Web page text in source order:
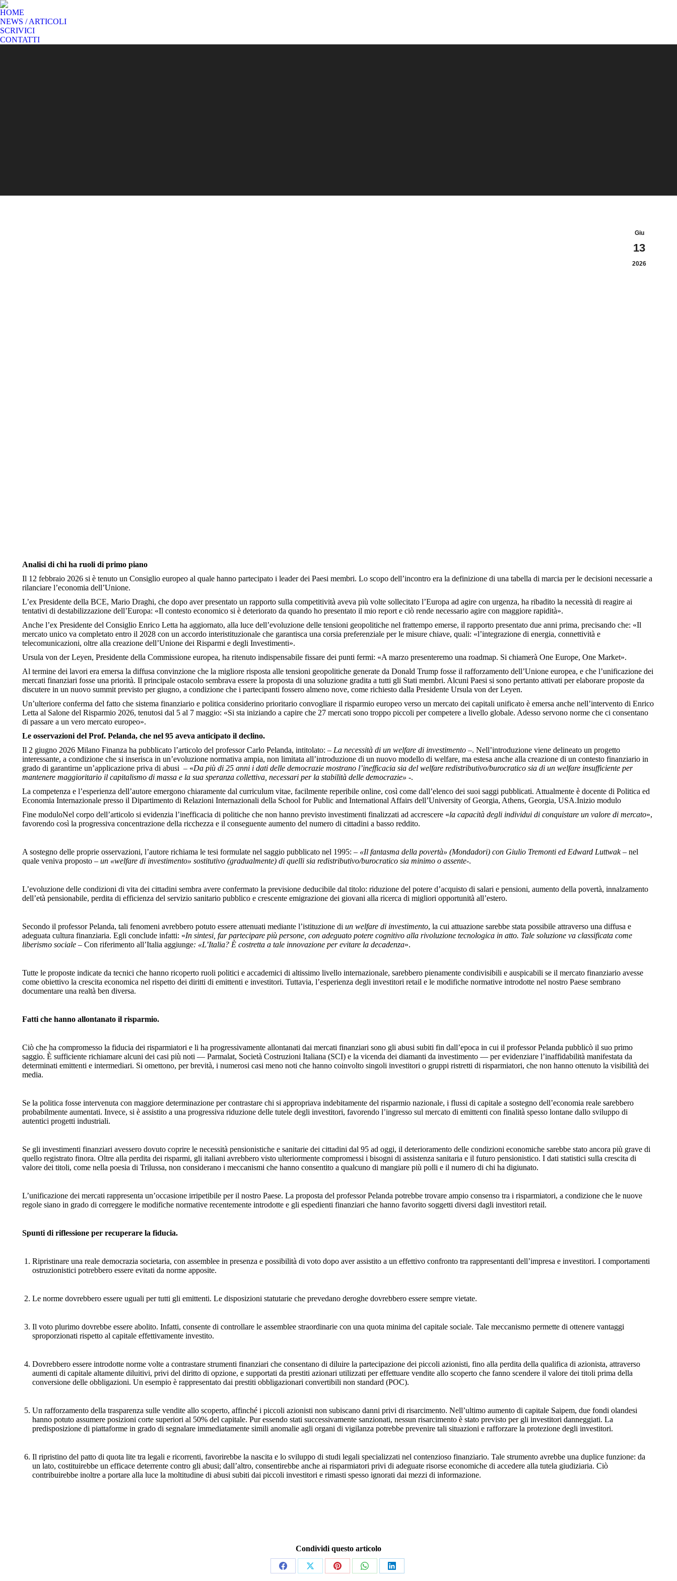
HOME
NEWS / ARTICOLI
SCRIVICI
CONTATTI
Giu
13
2026
Analisi di chi ha ruoli di primo piano
Il 12 febbraio 2026 si è tenuto un Consiglio europeo al quale hanno partecipato i leader dei Paesi membri. Lo scopo dell’incontro era la definizione di una tabella di marcia per le decisioni necessarie a
rilanciare l’economia dell’Unione.
L’ex Presidente della BCE, Mario Draghi, che dopo aver presentato un rapporto sulla competitività aveva più volte sollecitato l’Europa ad agire con urgenza, ha ribadito la necessità di reagire ai
tentativi di destabilizzazione dell’Europa: «Il contesto economico si è deteriorato da quando ho presentato il mio report e ciò rende necessario agire con maggiore rapidità».
Anche l’ex Presidente del Consiglio Enrico Letta ha aggiornato, alla luce dell’evoluzione delle tensioni geopolitiche nel frattempo emerse, il rapporto presentato due anni prima, precisando che: «Il
mercato unico va completato entro il 2028 con un accordo interistituzionale che garantisca una corsia preferenziale per le misure chiave, quali: «l’integrazione di energia, connettività e
telecomunicazioni, oltre alla creazione dell’Unione dei Risparmi e degli Investimenti».
Ursula von der Leyen, Presidente della Commissione europea, ha ritenuto indispensabile fissare dei punti fermi: «A marzo presenteremo una roadmap. Si chiamerà One Europe, One Market».
Al termine dei lavori era emersa la diffusa convinzione che la migliore risposta alle tensioni geopolitiche generate da Donald Trump fosse il rafforzamento dell’Unione europea, e che l’unificazione dei
mercati finanziari fosse una priorità. Il principale ostacolo sembrava essere la proposta di una soluzione gradita a tutti gli Stati membri. Alcuni Paesi si sono pertanto attivati per elaborare proposte da
discutere in un nuovo summit previsto per giugno, a condizione che i partecipanti fossero almeno nove, come richiesto dalla Presidente Ursula von der Leyen.
Un’ulteriore conferma del fatto che sistema finanziario e politica considerino prioritario convogliare il risparmio europeo verso un mercato dei capitali unificato è emersa anche nell’intervento di Enrico
Letta al Salone del Risparmio 2026, tenutosi dal 5 al 7 maggio: «Si sta iniziando a capire che 27 mercati sono troppo piccoli per competere a livello globale. Adesso servono norme che ci consentano
di passare a un vero mercato europeo».
Le osservazioni del Prof. Pelanda, che nel 95 aveva anticipato il declino.
Il 2 giugno 2026 Milano Finanza ha pubblicato l’articolo del professor Carlo Pelanda, intitolato: – La necessità di un welfare di investimento –. Nell’introduzione viene delineato un progetto
interessante, a condizione che si inserisca in un’evoluzione normativa ampia, non limitata all’introduzione di un nuovo modello di welfare, ma estesa anche alla creazione di un contesto finanziario in
grado di garantirne un’applicazione priva di abusi – «Da più di 25 anni i dati delle democrazie mostrano l’inefficacia sia del welfare redistributivo/burocratico sia di un welfare insufficiente per
mantenere maggioritario il capitalismo di massa e la sua speranza collettiva, necessari per la stabilità delle democrazie» -.
La competenza e l’esperienza dell’autore emergono chiaramente dal curriculum vitae, facilmente reperibile online, così come dall’elenco dei suoi saggi pubblicati. Attualmente è docente di Politica ed
Economia Internazionale presso il Dipartimento di Relazioni Internazionali della School for Public and International Affairs dell’University of Georgia, Athens, Georgia, USA.Inizio modulo
Fine moduloNel corpo dell’articolo si evidenzia l’inefficacia di politiche che non hanno previsto investimenti finalizzati ad accrescere «la capacità degli individui di conquistare un valore di mercato»,
favorendo così la progressiva concentrazione della ricchezza e il conseguente aumento del numero di cittadini a basso reddito.
A sostegno delle proprie osservazioni, l’autore richiama le tesi formulate nel saggio pubblicato nel 1995: – «Il fantasma della povertà» (Mondadori) con Giulio Tremonti ed Edward Luttwak – nel
quale veniva proposto – un «welfare di investimento» sostitutivo (gradualmente) di quelli sia redistributivo/burocratico sia minimo o assente-.
L’evoluzione delle condizioni di vita dei cittadini sembra avere confermato la previsione deducibile dal titolo: riduzione del potere d’acquisto di salari e pensioni, aumento della povertà, innalzamento
dell’età pensionabile, perdita di efficienza del servizio sanitario pubblico e crescente emigrazione dei giovani alla ricerca di migliori opportunità all’estero.
Secondo il professor Pelanda, tali fenomeni avrebbero potuto essere attenuati mediante l’istituzione di un welfare di investimento, la cui attuazione sarebbe stata possibile attraverso una diffusa e
adeguata cultura finanziaria. Egli conclude infatti: «In sintesi, far partecipare più persone, con adeguato potere cognitivo alla rivoluzione tecnologica in atto. Tale soluzione va classificata come
liberismo sociale – Con riferimento all’Italia aggiunge: «L’Italia? È costretta a tale innovazione per evitare la decadenza».
Tutte le proposte indicate da tecnici che hanno ricoperto ruoli politici e accademici di altissimo livello internazionale, sarebbero pienamente condivisibili e auspicabili se il mercato finanziario avesse
come obiettivo la crescita economica nel rispetto dei diritti di emittenti e investitori. Tuttavia, l’esperienza degli investitori retail e le modifiche normative introdotte nel nostro Paese sembrano
documentare una realtà ben diversa.
Fatti che hanno allontanato il risparmio.
Ciò che ha compromesso la fiducia dei risparmiatori e li ha progressivamente allontanati dai mercati finanziari sono gli abusi subiti fin dall’epoca in cui il professor Pelanda pubblicò il suo primo
saggio. È sufficiente richiamare alcuni dei casi più noti — Parmalat, Società Costruzioni Italiana (SCI) e la vicenda dei diamanti da investimento — per evidenziare l’inaffidabilità manifestata da
determinati emittenti e intermediari. Si omettono, per brevità, i numerosi casi meno noti che hanno coinvolto singoli investitori o gruppi ristretti di risparmiatori, che non hanno ottenuto la visibilità dei
media.
Se la politica fosse intervenuta con maggiore determinazione per contrastare chi si appropriava indebitamente del risparmio nazionale, i flussi di capitale a sostegno dell’economia reale sarebbero
probabilmente aumentati. Invece, si è assistito a una progressiva riduzione delle tutele degli investitori, favorendo l’ingresso sul mercato di emittenti con finalità spesso lontane dallo sviluppo di
autentici progetti industriali.
Se gli investimenti finanziari avessero dovuto coprire le necessità pensionistiche e sanitarie dei cittadini dal 95 ad oggi, il deterioramento delle condizioni economiche sarebbe stato ancora più grave di
quello registrato finora. Oltre alla perdita dei risparmi, gli italiani avrebbero visto ulteriormente compromessi i bisogni di assistenza sanitaria e il futuro pensionistico. I dati statistici sulla crescita di
valore dei titoli, come nella poesia di Trilussa, non considerano i meccanismi che hanno consentito a qualcuno di mangiare più polli e il numero di chi ha digiunato.
L’unificazione dei mercati rappresenta un’occasione irripetibile per il nostro Paese. La proposta del professor Pelanda potrebbe trovare ampio consenso tra i risparmiatori, a condizione che le nuove
regole siano in grado di correggere le modifiche normative recentemente introdotte e gli espedienti finanziari che hanno favorito soggetti diversi dagli investitori retail.
Spunti di riflessione per recuperare la fiducia.
Ripristinare una reale democrazia societaria, con assemblee in presenza e possibilità di voto dopo aver assistito a un effettivo confronto tra rappresentanti dell’impresa e investitori. I comportamenti
ostruzionistici potrebbero essere evitati da norme apposite.
Le norme dovrebbero essere uguali per tutti gli emittenti. Le disposizioni statutarie che prevedano deroghe dovrebbero essere sempre vietate.
Il voto plurimo dovrebbe essere abolito. Infatti, consente di controllare le assemblee straordinarie con una quota minima del capitale sociale. Tale meccanismo permette di ottenere vantaggi
sproporzionati rispetto al capitale effettivamente investito.
Dovrebbero essere introdotte norme volte a contrastare strumenti finanziari che consentano di diluire la partecipazione dei piccoli azionisti, fino alla perdita della qualifica di azionista, attraverso
aumenti di capitale altamente diluitivi, privi del diritto di opzione, e supportati da prestiti azionari utilizzati per effettuare vendite allo scoperto che fanno scendere il valore dei titoli prima della
conversione delle obbligazioni. Un esempio è rappresentato dai prestiti obbligazionari convertibili non standard (POC).
Un rafforzamento della trasparenza sulle vendite allo scoperto, affinché i piccoli azionisti non subiscano danni privi di risarcimento. Nell’ultimo aumento di capitale Saipem, due fondi olandesi
hanno potuto assumere posizioni corte superiori al 50% del capitale. Pur essendo stati successivamente sanzionati, nessun risarcimento è stato previsto per gli investitori danneggiati. La
predisposizione di piattaforme in grado di segnalare immediatamente simili anomalie agli organi di vigilanza potrebbe prevenire tali situazioni e rafforzare la protezione degli investitori.
Il ripristino del patto di quota lite tra legali e ricorrenti, favorirebbe la nascita e lo sviluppo di studi legali specializzati nel contenzioso finanziario. Tale strumento avrebbe una duplice funzione: da
un lato, costituirebbe un efficace deterrente contro gli abusi; dall’altro, consentirebbe anche ai risparmiatori privi di adeguate risorse economiche di accedere alla tutela giudiziaria. Ciò
contribuirebbe inoltre a portare alla luce la moltitudine di abusi subiti dai piccoli investitori e rimasti spesso ignorati dai mezzi di informazione.
Condividi questo articolo
Share
Share
Share
Share
Share